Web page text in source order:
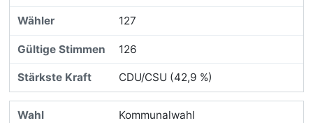
127
126
CDU/CSU (42,9 %)
Kommunalwahl